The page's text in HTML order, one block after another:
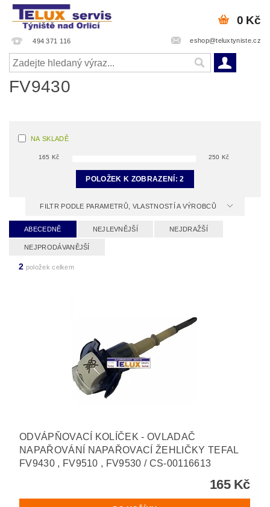
494 371 116 eshop@teluxtyniste.cz
0 Kč
FV9430
NA SKLADĚ
165 Kč 250 Kč
POLOŽEK K ZOBRAZENÍ:2
FILTR PODLE PARAMETRŮ, VLASTNOSTÍ A VÝROBCŮ
ABECEDNĚ NEJLEVNĚJŠÍ NEJDRAŽŠÍ
NEJPRODÁVANĚJŠÍ
2 položek celkem
ODVÁPŇOVACÍ KOLÍČEK - OVLADAČ
NAPAŘOVÁNÍ NAPAŘOVACÍ ŽEHLIČKY TEFAL
FV9430 , FV9510 , FV9530 / CS-00116613
165 Kč